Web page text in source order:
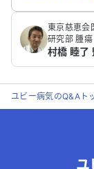
東京慈恵会
研究部‬ 腫
村橋 睦了
ユビー病気のQ&Aト
ユ